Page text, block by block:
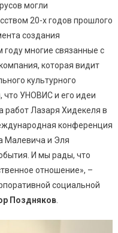
могли
20-х годов прошлого
создания
многие связанные с
которая видит
культурного
что УНОВИС и его идеи
работ Лазаря Хидекеля в
конференция
Малевича и Эля
И мы рады, что
отношение», –
социальной
Поздняков.